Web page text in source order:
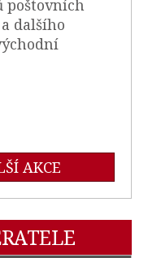
poštovních
dalšího
AKCE